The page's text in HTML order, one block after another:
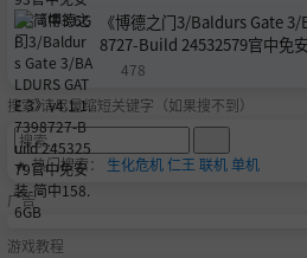
《博德之门3/Baldurs Gate
8727-Build 24532579官中免
478
搜索-请尽量缩短关键字（如果搜不到）
🔥 热门搜索： 生化危机仁王 联机单机
广告
游戏教程